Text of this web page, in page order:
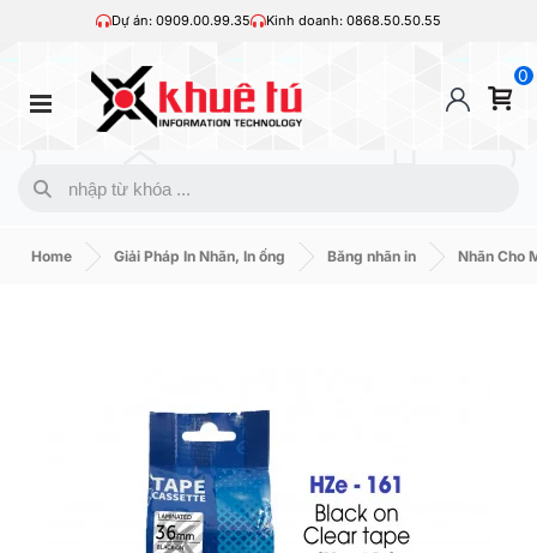
Dự án: 0909.00.99.35 Kinh doanh: 0868.50.50.55
0
Home Giải Pháp In Nhãn, In ống Băng nhãn in Nhãn Cho